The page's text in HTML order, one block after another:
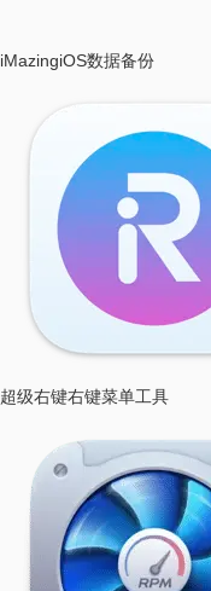
iMazingiOS数据备份
超级右键右键菜单工具